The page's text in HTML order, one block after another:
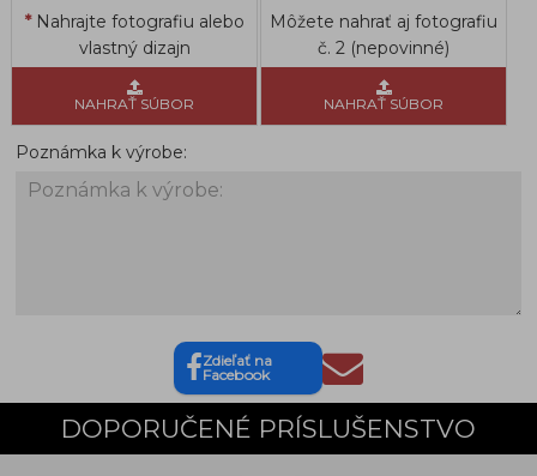
Nahrajte fotografiu alebo
vlastný dizajn
NAHRAŤ SÚBOR
Môžete nahrať aj fotografiu
č. 2 (nepovinné)
NAHRAŤ SÚBOR
Poznámka k výrobe:
Zdieľať na
Facebook
DOPORUČENÉ PRÍSLUŠENSTVO